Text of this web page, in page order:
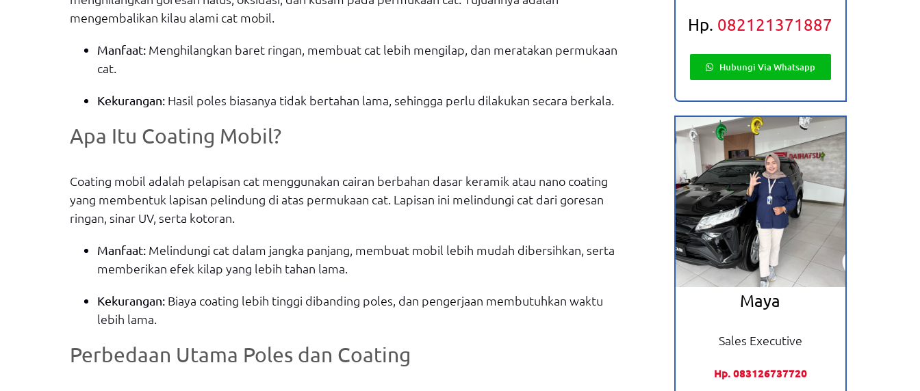
mengembalikan kilau alami cat mobil.
Manfaat: Menghilangkan baret ringan, membuat cat lebih mengilap, dan meratakan permukaan
cat.
Kekurangan: Hasil poles biasanya tidak bertahan lama, sehingga perlu dilakukan secara berkala.
Apa Itu Coating Mobil?
Coating mobil adalah pelapisan cat menggunakan cairan berbahan dasar keramik atau nano coating
yang membentuk lapisan pelindung di atas permukaan cat. Lapisan ini melindungi cat dari goresan
ringan, sinar UV, serta kotoran.
Manfaat: Melindungi cat dalam jangka panjang, membuat mobil lebih mudah dibersihkan, serta
memberikan efek kilap yang lebih tahan lama.
Kekurangan: Biaya coating lebih tinggi dibanding poles, dan pengerjaan membutuhkan waktu
lebih lama.
Perbedaan Utama Poles dan Coating
Hp. 082121371887
Hubungi Via Whatsapp
Maya
Sales Executive
Hp. 083126737720